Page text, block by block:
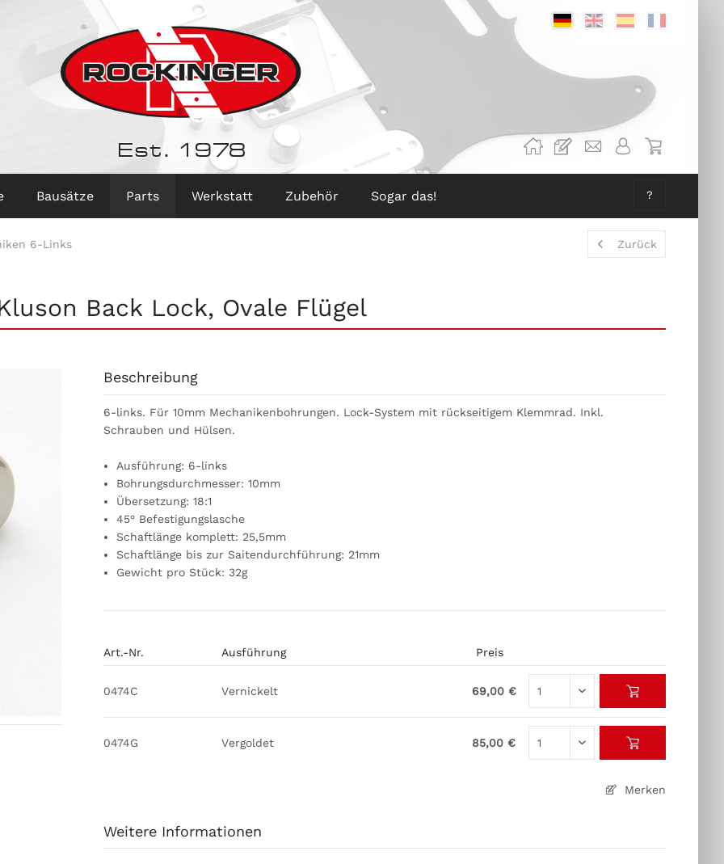
DeutschEnglischSpanisch
Est. 1978
Bausätze Parts Werkstatt Zubehör Sogar das! ?
6-Links Zurück
Back Lock, Ovale Flügel
Merken
Art.-Nr. Ausführung Preis
0474C Vernickelt 69,00 €
0474G Vergoldet 85,00 €
Beschreibung
6-links. Für 10mm Mechanikenbohrungen. Lock-System mit rückseitigem Klemmrad. Inkl.
Schrauben und Hülsen.
Ausführung: 6-links
Bohrungsdurchmesser: 10mm
Übersetzung: 18:1
45° Befestigungslasche
Schaftlänge komplett: 25,5mm
Schaftlänge bis zur Saitendurchführung: 21mm
Gewicht pro Stück: 32g
Weitere Informationen